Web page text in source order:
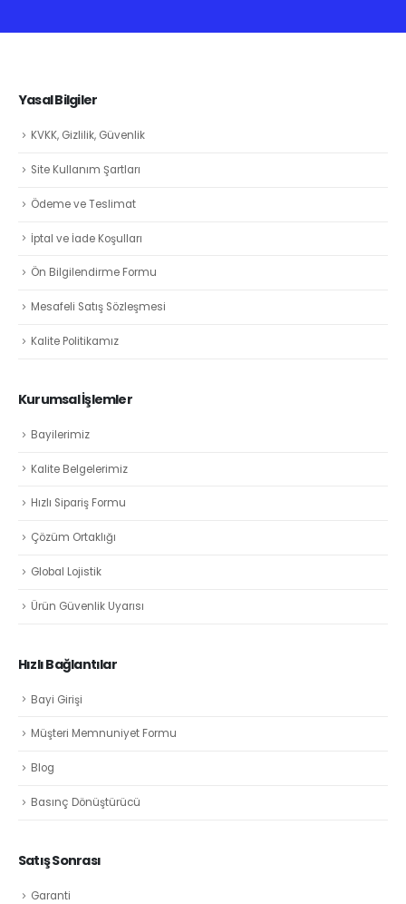
Yasal Bilgiler
KVKK, Gizlilik, Güvenlik
Site Kullanım Şartları
Ödeme ve Teslimat
İptal ve İade Koşulları
Ön Bilgilendirme Formu
Mesafeli Satış Sözleşmesi
Kalite Politikamız
Kurumsal İşlemler
Bayilerimiz
Kalite Belgelerimiz
Hızlı Sipariş Formu
Çözüm Ortaklığı
Global Lojistik
Ürün Güvenlik Uyarısı
Hızlı Bağlantılar
Bayi Girişi
Müşteri Memnuniyet Formu
Blog
Basınç Dönüştürücü
Satış Sonrası
Garanti